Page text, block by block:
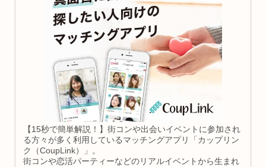
【15秒で簡単解説！】街コンや出会いイベントに参加され
る方々が多く利用しているマッチングアプリ「カップリン
ク（CoupLink）」。
街コンや恋活パーティーなどのリアルイベントから生まれ